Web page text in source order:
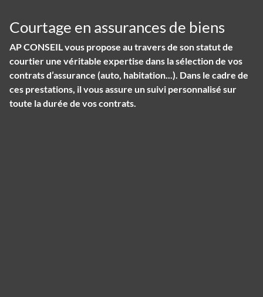
Courtage en assurances de biens
AP CONSEIL vous propose au travers de son statut de
courtier une véritable expertise dans la sélection de vos
contrats d’assurance (auto, habitation...). Dans le cadre de
ces prestations, il vous assure un suivi personnalisé sur
toute la durée de vos contrats.